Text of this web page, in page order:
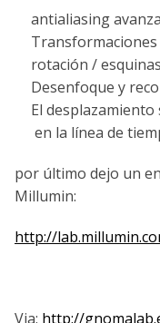
antialiasing
rotación /
Desenfoque y
El
en la línea de
por último dejo un
Millumin:
http://
Via: http://